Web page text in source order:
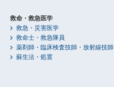
救命・救急医学
救急・災害医学
救命士・救急隊員
薬剤師・臨床検査技師・放射線技師
蘇生法・処置